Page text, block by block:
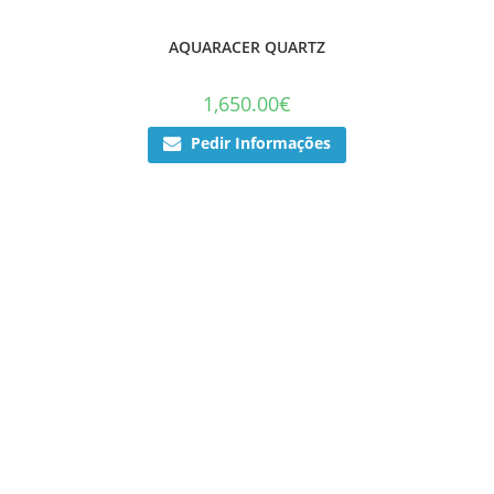
AQUARACER QUARTZ
1,650.00€
Pedir Informações